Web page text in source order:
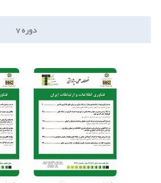
دوره7